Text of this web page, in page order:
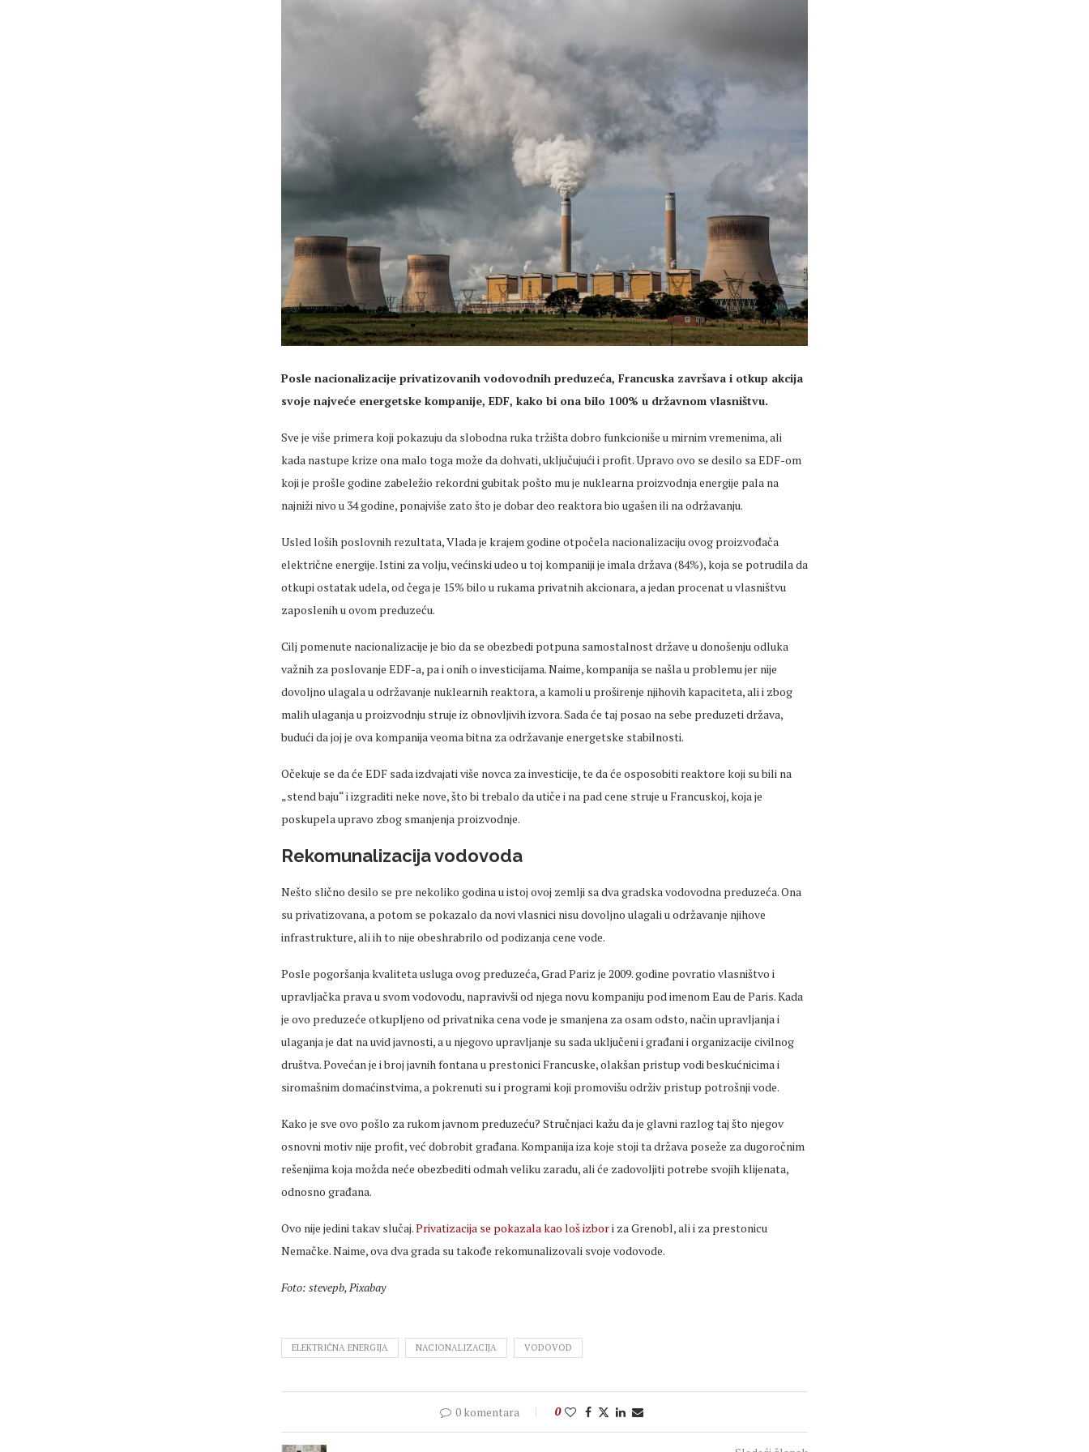
Posle nacionalizacije privatizovanih vodovodnih preduzeća, Francuska završava i otkup akcija
svoje najveće energetske kompanije, EDF, kako bi ona bilo 100% u državnom vlasništvu.
Sve je više primera koji pokazuju da slobodna ruka tržišta dobro funkcioniše u mirnim vremenima, ali
kada nastupe krize ona malo toga može da dohvati, uključujući i profit. Upravo ovo se desilo sa EDF-om
koji je prošle godine zabeležio rekordni gubitak pošto mu je nuklearna proizvodnja energije pala na
najniži nivo u 34 godine, ponajviše zato što je dobar deo reaktora bio ugašen ili na održavanju.
Usled loših poslovnih rezultata, Vlada je krajem godine otpočela nacionalizaciju ovog proizvođača
električne energije. Istini za volju, većinski udeo u toj kompaniji je imala država (84%), koja se potrudila da
otkupi ostatak udela, od čega je 15% bilo u rukama privatnih akcionara, a jedan procenat u vlasništvu
zaposlenih u ovom preduzeću.
Cilj pomenute nacionalizacije je bio da se obezbedi potpuna samostalnost države u donošenju odluka
važnih za poslovanje EDF-a, pa i onih o investicijama. Naime, kompanija se našla u problemu jer nije
dovoljno ulagala u održavanje nuklearnih reaktora, a kamoli u proširenje njihovih kapaciteta, ali i zbog
malih ulaganja u proizvodnju struje iz obnovljivih izvora. Sada će taj posao na sebe preduzeti država,
budući da joj je ova kompanija veoma bitna za održavanje energetske stabilnosti.
Očekuje se da će EDF sada izdvajati više novca za investicije, te da će osposobiti reaktore koji su bili na
„stend baju“ i izgraditi neke nove, što bi trebalo da utiče i na pad cene struje u Francuskoj, koja je
poskupela upravo zbog smanjenja proizvodnje.
Rekomunalizacija vodovoda
Nešto slično desilo se pre nekoliko godina u istoj ovoj zemlji sa dva gradska vodovodna preduzeća. Ona
su privatizovana, a potom se pokazalo da novi vlasnici nisu dovoljno ulagali u održavanje njihove
infrastrukture, ali ih to nije obeshrabrilo od podizanja cene vode.
Posle pogoršanja kvaliteta usluga ovog preduzeća, Grad Pariz je 2009. godine povratio vlasništvo i
upravljačka prava u svom vodovodu, napravivši od njega novu kompaniju pod imenom Eau de Paris. Kada
je ovo preduzeće otkupljeno od privatnika cena vode je smanjena za osam odsto, način upravljanja i
ulaganja je dat na uvid javnosti, a u njegovo upravljanje su sada uključeni i građani i organizacije civilnog
društva. Povećan je i broj javnih fontana u prestonici Francuske, olakšan pristup vodi beskućnicima i
siromašnim domaćinstvima, a pokrenuti su i programi koji promovišu održiv pristup potrošnji vode.
Kako je sve ovo pošlo za rukom javnom preduzeću? Stručnjaci kažu da je glavni razlog taj što njegov
osnovni motiv nije profit, već dobrobit građana. Kompanija iza koje stoji ta država poseže za dugoročnim
rešenjima koja možda neće obezbediti odmah veliku zaradu, ali će zadovoljiti potrebe svojih klijenata,
odnosno građana.
Ovo nije jedini takav slučaj.Privatizacija se pokazala kao loš izbori za Grenobl, ali i za prestonicu
Nemačke. Naime, ova dva grada su takođe rekomunalizovali svoje vodovode.
Foto: stevepb, Pixabay
ELEKTRIČNA ENERGIJA NACIONALIZACIJA VODOVOD
0 komentara 0